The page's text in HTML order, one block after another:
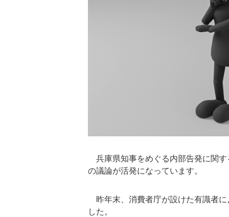
兵庫県知事をめぐる内部告発に関
の議論が活発になっています。
昨年末、消費者庁が設けた有識者
した。